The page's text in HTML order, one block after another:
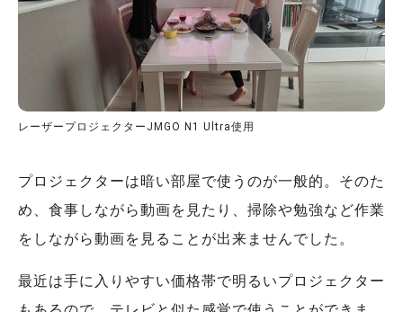
レーザープロジェクターJMGO N1 Ultra使用
プロジェクターは暗い部屋で使うのが一般的。そのた
め、食事しながら動画を見たり、掃除や勉強など作業
をしながら動画を見ることが出来ませんでした。
最近は手に入りやすい価格帯で明るいプロジェクター